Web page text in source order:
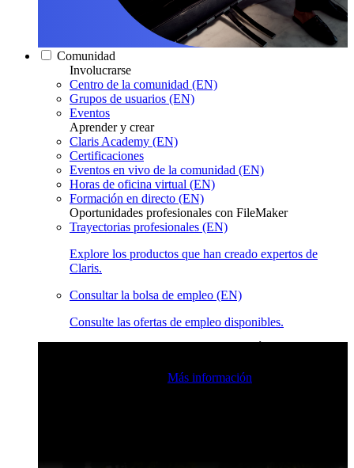
Comunidad
Involucrarse
Centro de la comunidad (EN)
Grupos de usuarios (EN)
Eventos
Aprender y crear
Claris Academy (EN)
Certificaciones
Eventos en vivo de la comunidad (EN)
Horas de oficina virtual (EN)
Formación en directo (EN)
Oportunidades profesionales con FileMaker
Trayectorias profesionales (EN)
Explore los productos que han creado expertos de
Claris.
Consultar la bolsa de empleo (EN)
Consulte las ofertas de empleo disponibles.
Más información